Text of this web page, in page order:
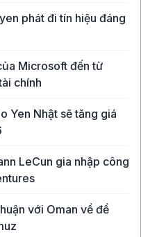
phát đi tín hiệu đáng
Microsoft đến từ
chính
Yen Nhật sẽ tăng giá
LeCun gia nhập công
với Oman về đề